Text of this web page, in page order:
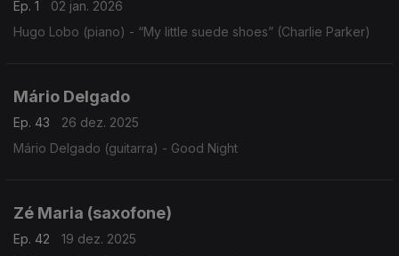
Ep. 1
02 jan. 2026
Hugo Lobo (piano) - “My little suede shoes” (Charlie Parker)
Mário Delgado
Ep. 43
26 dez. 2025
Mário Delgado (guitarra) - Good Night
Zé Maria (saxofone)
Ep. 42
19 dez. 2025